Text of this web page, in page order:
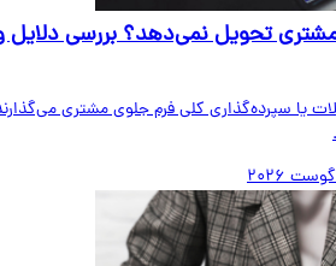
تحویل نمی‌دهد؟ بررسی دلایل و
سپرده‌گذاری کلی فرم جلوی مشتری می‌گذارند